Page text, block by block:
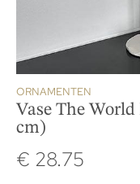
ORNAMENTEN
Vase The
cm)
€ 28.75